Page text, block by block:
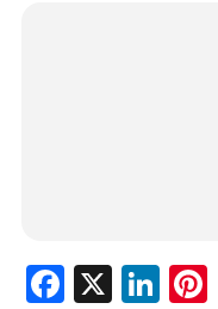
F
X
Li